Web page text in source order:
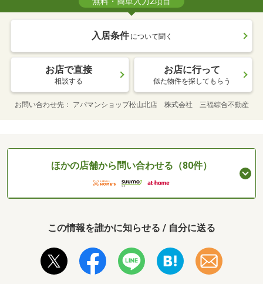
入居条件 について聞く
お店で直接
相談する
お店に行って
似た物件を探してもらう
お問い合わせ先 アパマンショップ松山北店 株式会社 三福綜合不動産
ほかの店舗から問い合わせる（80件）
この情報を誰かに知らせる / 自分に送る